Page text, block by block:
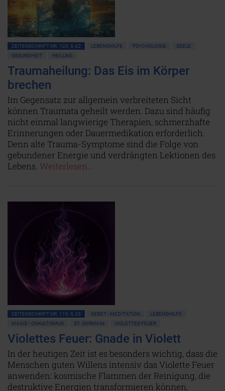
ZEITENSCHRIFT NR. 120, S.42 LEBENSHILFE PSYCHOLOGIE
SEELE
GESUNDHEIT
HEILUNG
Traumaheilung: Das Eis im Körper
brechen
Im Gegensatz zur allgemein verbreiteten Sicht
können Traumata geheilt werden. Dazu sind häufig
nicht einmal langwierige Therapien, schmerzhafte
Erinnerungen oder Dauermedikation erforderlich.
Denn alte Trauma-Symptome sind die Folge von
gebundener Energie und verdrängten Lektionen des
Lebens. Weiterlesen...
ZEITENSCHRIFT NR. 119, S.28 GEBET • MEDITATION
LEBENSHILFE
MAGIE • OKKULTISMUS
ST. GERMAIN VIOLETTES FEUER
Violettes Feuer: Gnade in Violett
In der heutigen Zeit ist es besonders wichtig, dass die
Menschen guten Willens intensiv das Violette Feuer
anwenden: kosmische Flammen der Reinigung, die
destruktive Energien transformieren können,